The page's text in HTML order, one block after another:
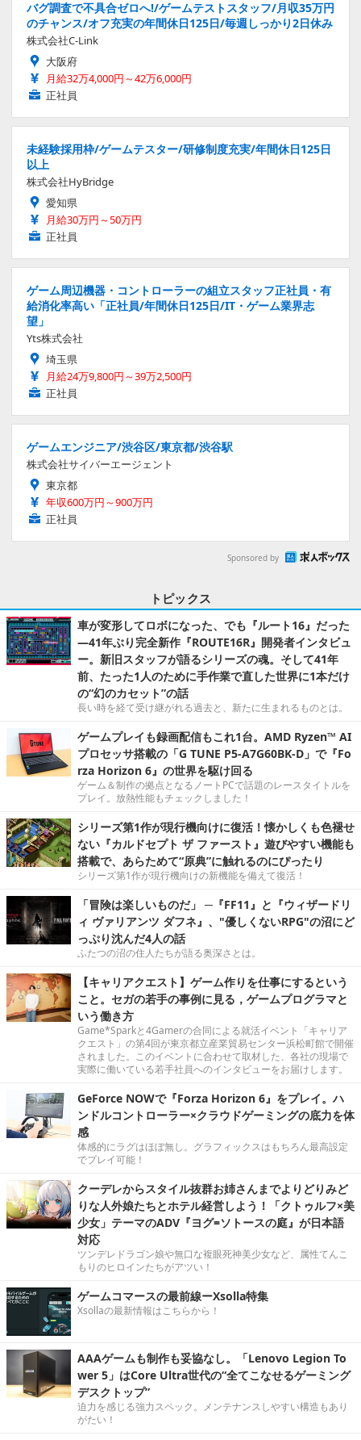
バグ調査で不具合ゼロへ!/ゲームテストスタッフ/月収35万円
のチャンス/オフ充実の年間休日125日/毎週しっかり2日休み
株式会社C-Link
大阪府
月給32万4,000円～42万6,000円
正社員
未経験採用枠/ゲームテスター/研修制度充実/年間休日125日
以上
株式会社HyBridge
愛知県
月給30万円～50万円
正社員
ゲーム周辺機器・コントローラーの組立スタッフ正社員・有
給消化率高い「正社員/年間休日125日/IT・ゲーム業界志
望」
Yts株式会社
埼玉県
月給24万9,800円～39万2,500円
正社員
ゲームエンジニア/渋谷区/東京都/渋谷駅
株式会社サイバーエージェント
東京都
年収600万円～900万円
正社員
Sponsored by
トピックス
車が変形してロボになった、でも『ルート16』だった
―41年ぶり完全新作『ROUTE16R』開発者インタビュ
ー。新旧スタッフが語るシリーズの魂。そして41年
前、たった1人のために手作業で直した世界に1本だけ
の“幻のカセット”の話
長い時を経て受け継がれる過去と、新たに生まれるものとは。
ゲームプレイも録画配信もこれ1台。AMD Ryzen™ AI
プロセッサ搭載の「G TUNE P5-A7G60BK-D」で『Fo
rza Horizon 6』の世界を駆け回る
ゲーム＆制作の拠点となるノートPCで話題のレースタイトルを
プレイ。放熱性能もチェックしました！
シリーズ第1作が現行機向けに復活！懐かしくも色褪せ
ない『カルドセプト ザ ファースト』遊びやすい機能も
搭載で、あらためて“原典”に触れるのにぴったり
シリーズ第1作が現行機向けの新機能を備えて復活！
「冒険は楽しいものだ」 ─『FF11』と『ウィザードリ
ィ ヴァリアンツ ダフネ』、"優しくないRPG"の沼にど
っぷり沈んだ4人の話
ふたつの沼の住人たちが語る奥深さとは。
【キャリアクエスト】ゲーム作りを仕事にするという
こと。セガの若手の事例に見る，ゲームプログラマと
いう働き方
Game*Sparkと4Gamerの合同による就活イベント「キャリア
クエスト」の第4回が東京都立産業貿易センター浜松町館で開催
されました。このイベントに合わせて取材した、各社の現場で
実際に働いている若手社員へのインタビューをお届けします。
GeForce NOWで『Forza Horizon 6』をプレイ。ハ
ンドルコントローラー×クラウドゲーミングの底力を体
感
体感的にラグはほぼ無し。グラフィックスはもちろん最高設定
でプレイ可能！
クーデレからスタイル抜群お姉さんまでよりどりみど
りな人外娘たちとホテル経営しよう！「クトゥルフ×美
少女」テーマのADV『ヨグ=ソトースの庭』が日本語
対応
ツンデレドラゴン娘や無口な複眼死神美少女など、属性てんこ
もりのヒロインたちがアツい！
ゲームコマースの最前線ーXsolla特集
Xsollaの最新情報はこちらから！
AAAゲームも制作も妥協なし。「Lenovo Legion To
wer 5」はCore Ultra世代の“全てこなせるゲーミング
デスクトップ”
迫力を感じる強力スペック。メンテナンスしやすい構造もあり
がたい！